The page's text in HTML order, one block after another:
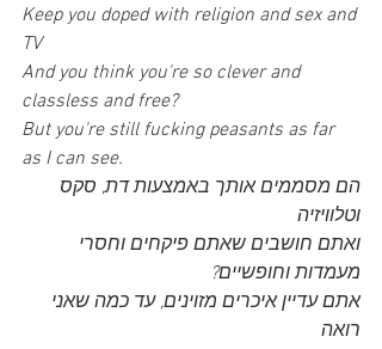
Keep you doped with religion and sex and
TV
And you think you're so clever and
classless and free?
But you're still fucking peasants as far
as I can see.
הם מסממים אותך באמצעות דת, סקס
וטלוויזיה
ואתם חושבים שאתם פיקחים וחסרי
מעמדות וחופשיים?
אתם עדיין איכרים מזוינים, עד כמה שאני
רואה